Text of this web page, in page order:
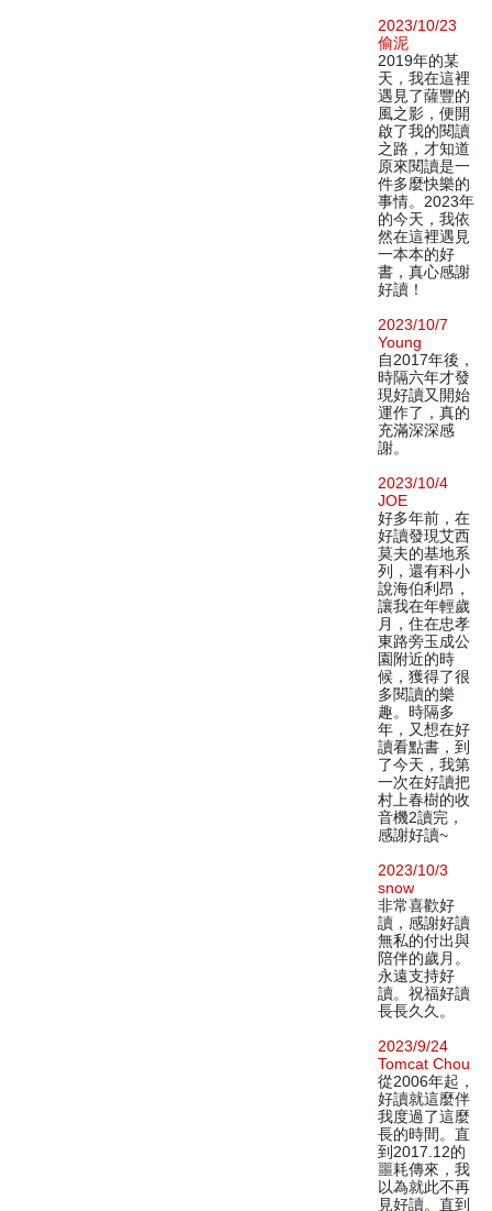
2023/10/23
偷泥
2019年的某
天，我在這裡
遇見了薩豐的
風之影，便開
啟了我的閱讀
之路，才知道
原來閱讀是一
件多麼快樂的
事情。2023年
的今天，我依
然在這裡遇見
一本本的好
書，真心感謝
好讀！
2023/10/7
Young
自2017年後，
時隔六年才發
現好讀又開始
運作了，真的
充滿深深感
謝。
2023/10/4
JOE
好多年前，在
好讀發現艾西
莫夫的基地系
列，還有科小
說海伯利昂，
讓我在年輕歲
月，住在忠孝
東路旁玉成公
園附近的時
候，獲得了很
多閱讀的樂
趣。時隔多
年，又想在好
讀看點書，到
了今天，我第
一次在好讀把
村上春樹的收
音機2讀完，
感謝好讀~
2023/10/3
snow
非常喜歡好
讀，感謝好讀
無私的付出與
陪伴的歲月。
永遠支持好
讀。祝福好讀
長長久久。
2023/9/24
Tomcat Chou
從2006年起，
好讀就這麼伴
我度過了這麼
長的時間。直
到2017.12的
噩耗傳來，我
以為就此不再
見好讀。直到